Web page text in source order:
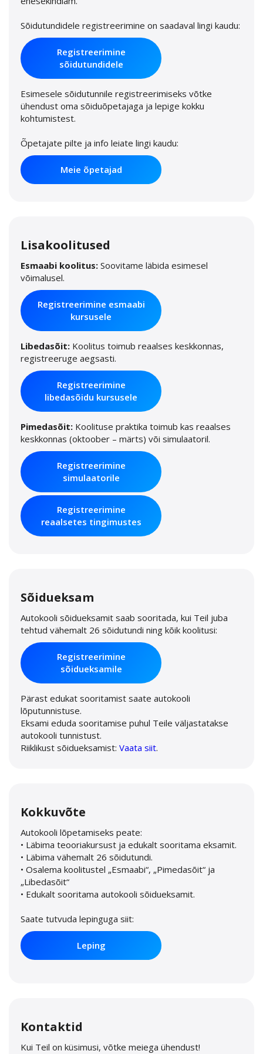
Sõidutundidele registreerimine on saadaval lingi kaudu:
Registreerimine
sõidutundidele
Esimesele sõidutunnile registreerimiseks võtke
ühendust oma sõiduõpetajaga ja lepige kokku
kohtumistest.
Õpetajate pilte ja info leiate lingi kaudu:
Meie õpetajad
Lisakoolitused
Esmaabi koolitus: Soovitame läbida esimesel
võimalusel.
Registreerimine esmaabi
kursusele
Libedasõit: Koolitus toimub reaalses keskkonnas,
registreeruge aegsasti.
Registreerimine
libedasõidu kursusele
Pimedasõit: Koolituse praktika toimub kas reaalses
keskkonnas (oktoober – märts) või simulaatoril.
Registreerimine
simulaatorile
Registreerimine
reaalsetes tingimustes
Sõidueksam
Autokooli sõidueksamit saab sooritada, kui Teil juba
tehtud vähemalt 26 sõidutundi ning kõik koolitusi:
Registreerimine
sõidueksamile
Pärast edukat sooritamist saate autokooli
lõputunnistuse.
Eksami eduda sooritamise puhul Teile väljastatakse
autokooli tunnistust.
Riiklikust sõidueksamist: Vaata siit.
Kokkuvõte
Autokooli lõpetamiseks peate:
• Läbima teooriakursust ja edukalt sooritama eksamit.
• Läbima vähemalt 26 sõidutundi.
• Osalema koolitustel „Esmaabi“, „Pimedasõit“ ja
„Libedasõit“
• Edukalt sooritama autokooli sõidueksamit.
Saate tutvuda lepinguga siit:
Leping
Kontaktid
Kui Teil on küsimusi, võtke meiega ühendust!